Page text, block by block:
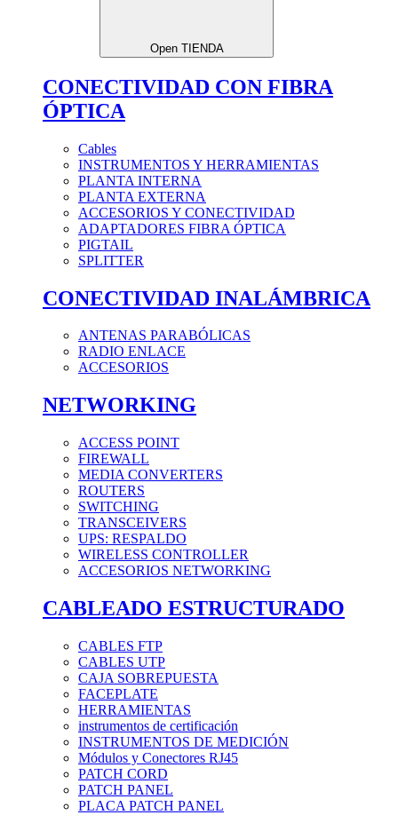
Open TIENDA
CONECTIVIDAD CON FIBRA
ÓPTICA
Cables
INSTRUMENTOS Y HERRAMIENTAS
PLANTA INTERNA
PLANTA EXTERNA
ACCESORIOS Y CONECTIVIDAD
ADAPTADORES FIBRA ÓPTICA
PIGTAIL
SPLITTER
CONECTIVIDAD INALÁMBRICA
ANTENAS PARABÓLICAS
RADIO ENLACE
ACCESORIOS
NETWORKING
ACCESS POINT
FIREWALL
MEDIA CONVERTERS
ROUTERS
SWITCHING
TRANSCEIVERS
UPS: RESPALDO
WIRELESS CONTROLLER
ACCESORIOS NETWORKING
CABLEADO ESTRUCTURADO
CABLES FTP
CABLES UTP
CAJA SOBREPUESTA
FACEPLATE
HERRAMIENTAS
instrumentos de certificación
INSTRUMENTOS DE MEDICIÓN
Módulos y Conectores RJ45
PATCH CORD
PATCH PANEL
PLACA PATCH PANEL